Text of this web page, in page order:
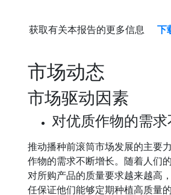
获取有关本报告的更多信息 下
市场动态
市场驱动因素
对优质作物的需求
推动播种前滚筒市场发展的主要
作物的需求不断增长。随着人们
对所购产品的质量要求越来越高
任保证他们能够定期种植高质量